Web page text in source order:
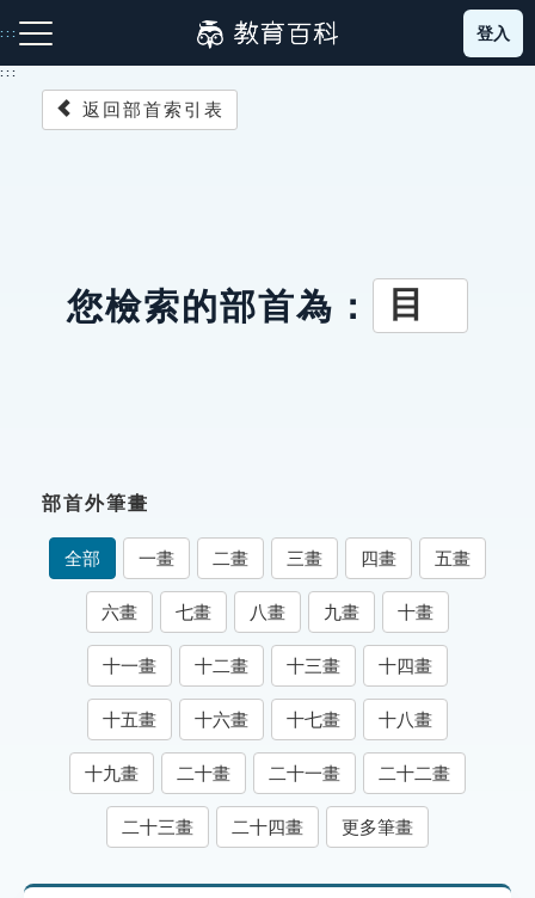
到
主
:::
成語故事
索引選單
知識索引
單字索引
生命大百科索引
遊戲專區
貓頭鷹博士
登入
:::
返回部首索引表
您檢索的部首為： 目
部首外筆畫
全部 一畫 二畫 三畫 四畫 五畫
六畫 七畫 八畫 九畫 十畫
十一畫 十二畫 十三畫 十四畫
十五畫 十六畫 十七畫 十八畫
十九畫 二十畫 二十一畫 二十二畫
二十三畫 二十四畫 更多筆畫